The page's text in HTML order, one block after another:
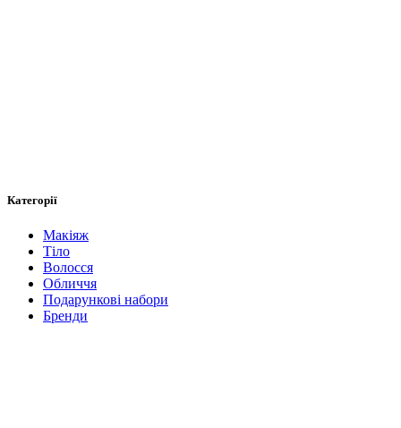
Категорії
Макіяж
Тіло
Волосся
Обличчя
Подарункові набори
Бренди